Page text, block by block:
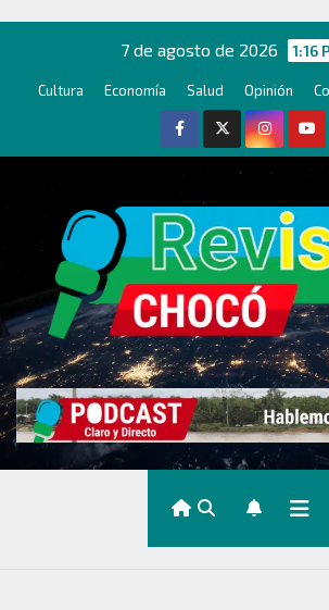
contenido
7 de agosto de 2026 1:16
Cultura Economía Salud Opinión